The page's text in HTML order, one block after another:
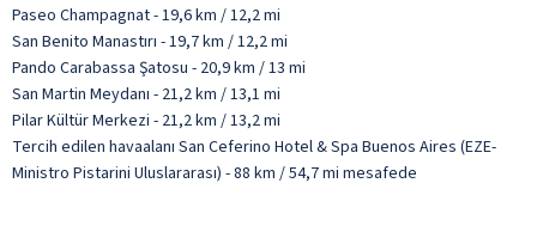
Paseo Champagnat - 19,6 km / 12,2 mi
San Benito Manastırı - 19,7 km / 12,2 mi
Pando Carabassa Şatosu - 20,9 km / 13 mi
San Martin Meydanı - 21,2 km / 13,1 mi
Pilar Kültür Merkezi - 21,2 km / 13,2 mi
Tercih edilen havaalanı San Ceferino Hotel & Spa Buenos Aires (EZE-
Ministro Pistarini Uluslararası) - 88 km / 54,7 mi mesafede